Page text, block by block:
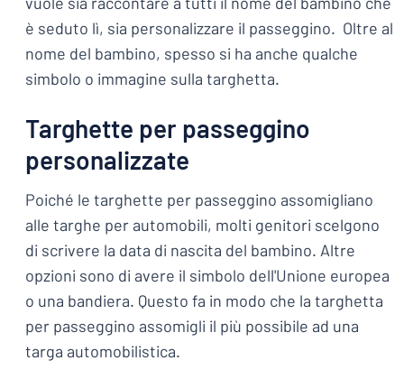
è seduto lì, sia personalizzare il passeggino. Oltre al
nome del bambino, spesso si ha anche qualche
simbolo o immagine sulla targhetta.
Targhette per passeggino
personalizzate
Poiché le targhette per passeggino assomigliano
alle targhe per automobili, molti genitori scelgono
di scrivere la data di nascita del bambino. Altre
opzioni sono di avere il simbolo dell'Unione europea
o una bandiera. Questo fa in modo che la targhetta
per passeggino assomigli il più possibile ad una
targa automobilistica.